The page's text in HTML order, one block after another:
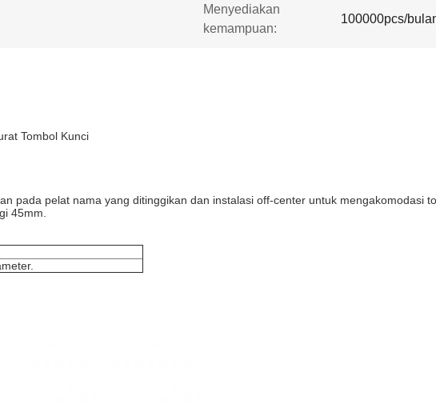
Menyediakan
kemampuan:
100000pcs/
Tombol Kunci
pada pelat nama yang ditinggikan dan instalasi off-center untuk mengakomodasi
45mm.